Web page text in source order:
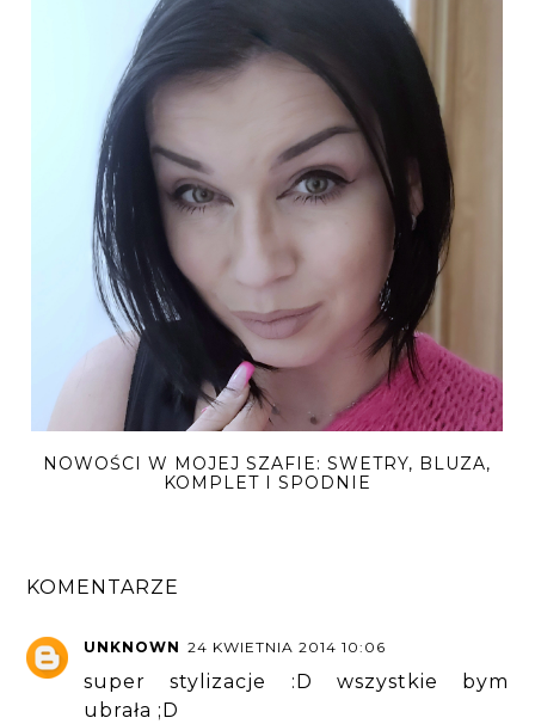
NOWOŚCI W MOJEJ SZAFIE: SWETRY, BLUZA,
KOMPLET I SPODNIE
KOMENTARZE
UNKNOWN 24 KWIETNIA 2014 10:06
super stylizacje :D wszystkie bym
ubrała ;D